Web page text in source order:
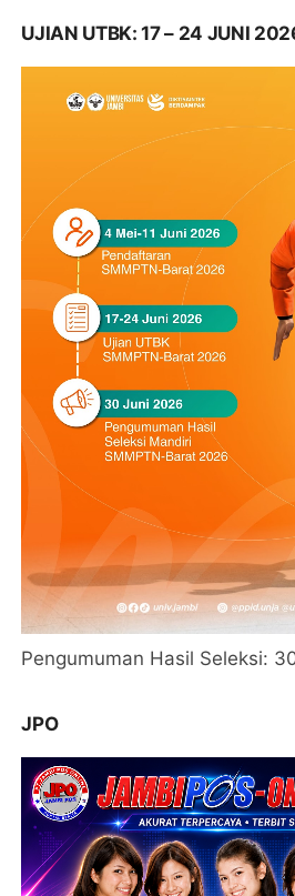
UJIAN UTBK: 17 – 24 JUNI
Pengumuman Hasil Seleksi:
JPO